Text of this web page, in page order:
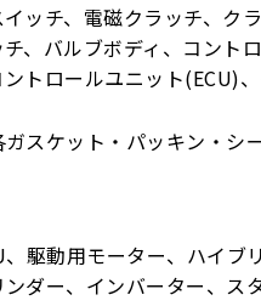
ッチ、電磁クラッチ、ク
、バルブボディ、コント
トロールユニット(ECU)
スケット・パッキン・シ
駆動用モーター、ハイブ
ダー、インバーター、ス